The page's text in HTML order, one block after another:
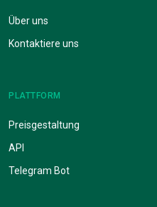
Über uns
Kontaktiere uns
PLATTFORM
Preisgestaltung
API
Telegram Bot